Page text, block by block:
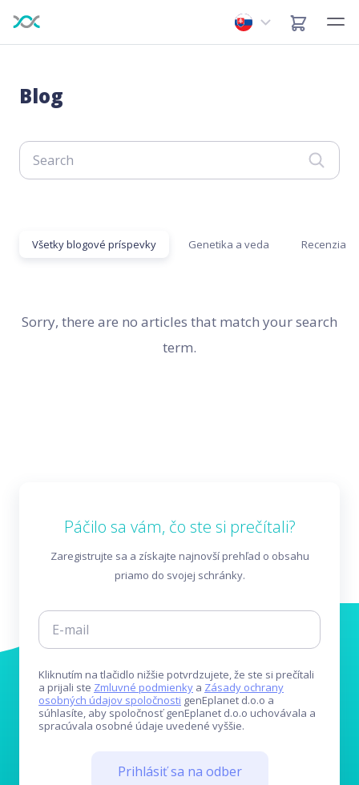
Blog
Všetky blogové príspevky Genetika a veda Recenzia
Sorry, there are no articles that match your search
term.
Páčilo sa vám, čo ste si prečítali?
Zaregistrujte sa a získajte najnovší prehľad o obsahu
priamo do svojej schránky.
Kliknutím na tlačidlo nižšie potvrdzujete, že ste si prečítali
a prijali ste Zmluvné podmienky a Zásady ochrany
osobných údajov spoločnosti genEplanet d.o.o a
súhlasíte, aby spoločnosť genEplanet d.o.o uchovávala a
spracúvala osobné údaje uvedené vyššie.
Prihlásiť sa na odber